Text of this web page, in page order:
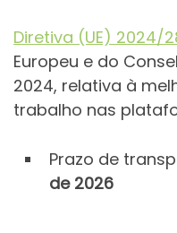
Diretiva (UE) 2024/
Europeu e do
2024, relativa à
trabalho nas
Prazo de
de 2026